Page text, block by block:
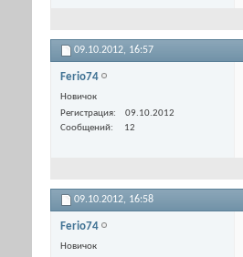
09.10.2012, 16:57
Ferio74
Новичок
Регистрация
09.10.2012
Сообщений
12
09.10.2012, 16:58
Ferio74
Новичок